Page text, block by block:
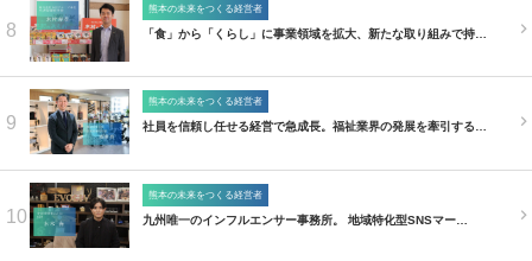
8
熊本の未来をつくる経営者
「食」から「くらし」に事業領域を拡大、新たな取り組みで持…
9
熊本の未来をつくる経営者
社員を信頼し任せる経営で急成長。福祉業界の発展を牽引する…
10
熊本の未来をつくる経営者
九州唯一のインフルエンサー事務所。 地域特化型SNSマー…